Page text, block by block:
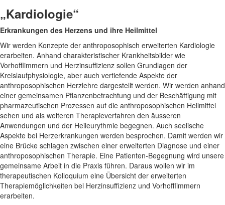
„Kardiologie“
Erkrankungen des Herzens und ihre Heilmittel
Wir werden Konzepte der anthroposophisch erweiterten Kardiologie
erarbeiten. Anhand charakteristischer Krankheitsbilder wie
Vorhofflimmern und Herzinsuffizienz sollen Grundlagen der
Kreislaufphysiologie, aber auch vertiefende Aspekte der
anthroposophischen Herzlehre dargestellt werden. Wir werden anhand
einer gemeinsamen Pflanzenbetrachtung und der Beschäftigung mit
pharmazeutischen Prozessen auf die anthroposophischen Heilmittel
sehen und als weiteren Therapieverfahren den äusseren
Anwendungen und der Heileurythmie begegnen. Auch seelische
Aspekte bei Herzerkrankungen werden besprochen. Damit werden wir
eine Brücke schlagen zwischen einer erweiterten Diagnose und einer
anthroposophischen Therapie. Eine Patienten-Begegnung wird unsere
gemeinsame Arbeit in die Praxis führen. Daraus wollen wir im
therapeutischen Kolloquium eine Übersicht der erweiterten
Therapiemöglichkeiten bei Herzinsuffizienz und Vorhofflimmern
erarbeiten.